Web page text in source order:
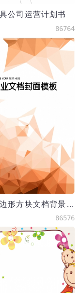
公司运营计划书
86764
橙色多边形方块文档背景word模板
86576